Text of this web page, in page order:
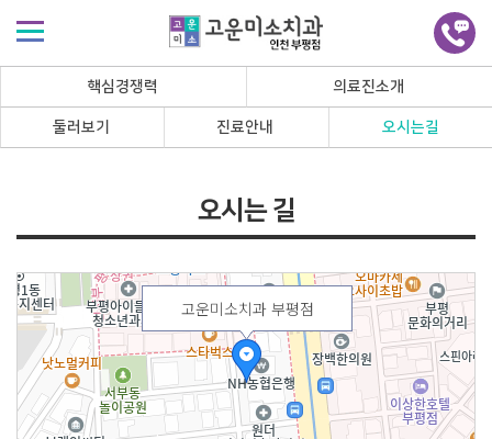
핵심경쟁력 의료진소개
둘러보기 진료안내 오시는길
오시는 길
고운미소치과 부평점